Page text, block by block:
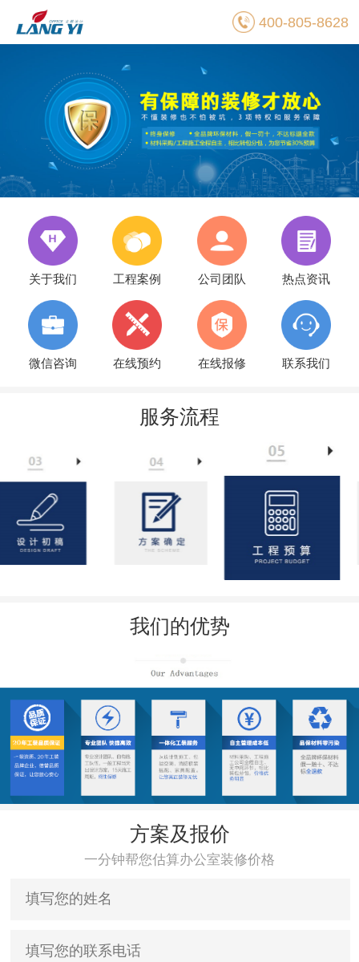
400-805-8628
关于我们 工程案例 公司团队 热点资讯
微信咨询 在线预约 在线报修 联系我们
服务流程
我们的优势
方案及报价
一分钟帮您估算办公室装修价格